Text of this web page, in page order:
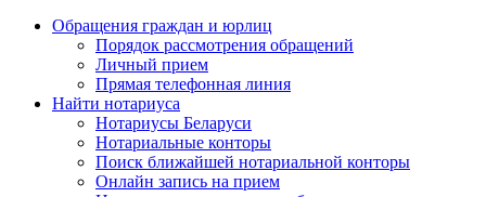
Обращения граждан и юрлиц
Порядок рассмотрения обращений
Личный прием
Прямая телефонная линия
Найти нотариуса
Нотариусы Беларуси
Нотариальные конторы
Поиск ближайшей нотариальной конторы
Онлайн запись на прием